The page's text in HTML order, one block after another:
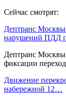
Сейчас смотрят:
Дептранс Москвы
нарушений ПДД
Дептранс Москвы
фиксации
Движение
набережной 12…